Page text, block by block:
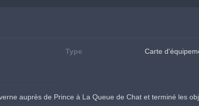
Type Carte
auprès de Prince à La Queue de Chat et terminé les